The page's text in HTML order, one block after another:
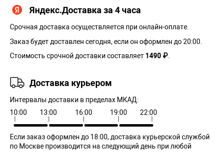
Яндекс.Доставка за 4 часа
Срочная доставка осуществляется при онлайн-оплате.
Заказ будет доставлен сегодня, если он оформлен до 20:00.
Стоимость срочной доставки составляет 1490 ₽.
Доставка курьером
Интервалы доставки в пределах МКАД:
10:00
13:00 16:00 19:00 22:00
Если заказ оформлен до 18:00, доставка курьерской службой
по Москве производится на следующий день при любой